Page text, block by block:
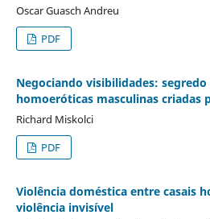
Oscar Guasch Andreu
PDF
Negociando visibilidades:
homoeróticas masculinas criadas
Richard Miskolci
PDF
Violência doméstica entre casais
violência invisível